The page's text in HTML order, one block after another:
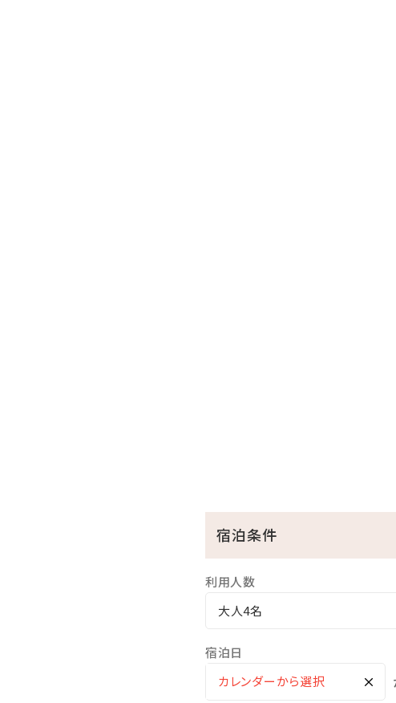
チェキ専用フィルムチェキ専用フ
※アデリアグラス・チェキはお持ち
□沖縄と言えば海！ホテル目の前
□全室和洋室なので小さなお子様
ここからも美しい海を眺めること
宿泊条件
利用人数
大人4名
宿泊日
×